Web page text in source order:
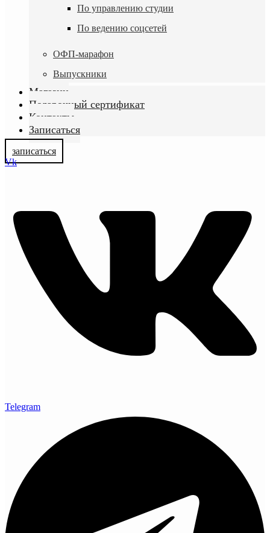
По управлению студии
По ведению соцсетей
ОФП-марафон
Выпускники
Магазин
Подарочный сертификат
Контакты
Записаться
записаться
Vk
Telegram